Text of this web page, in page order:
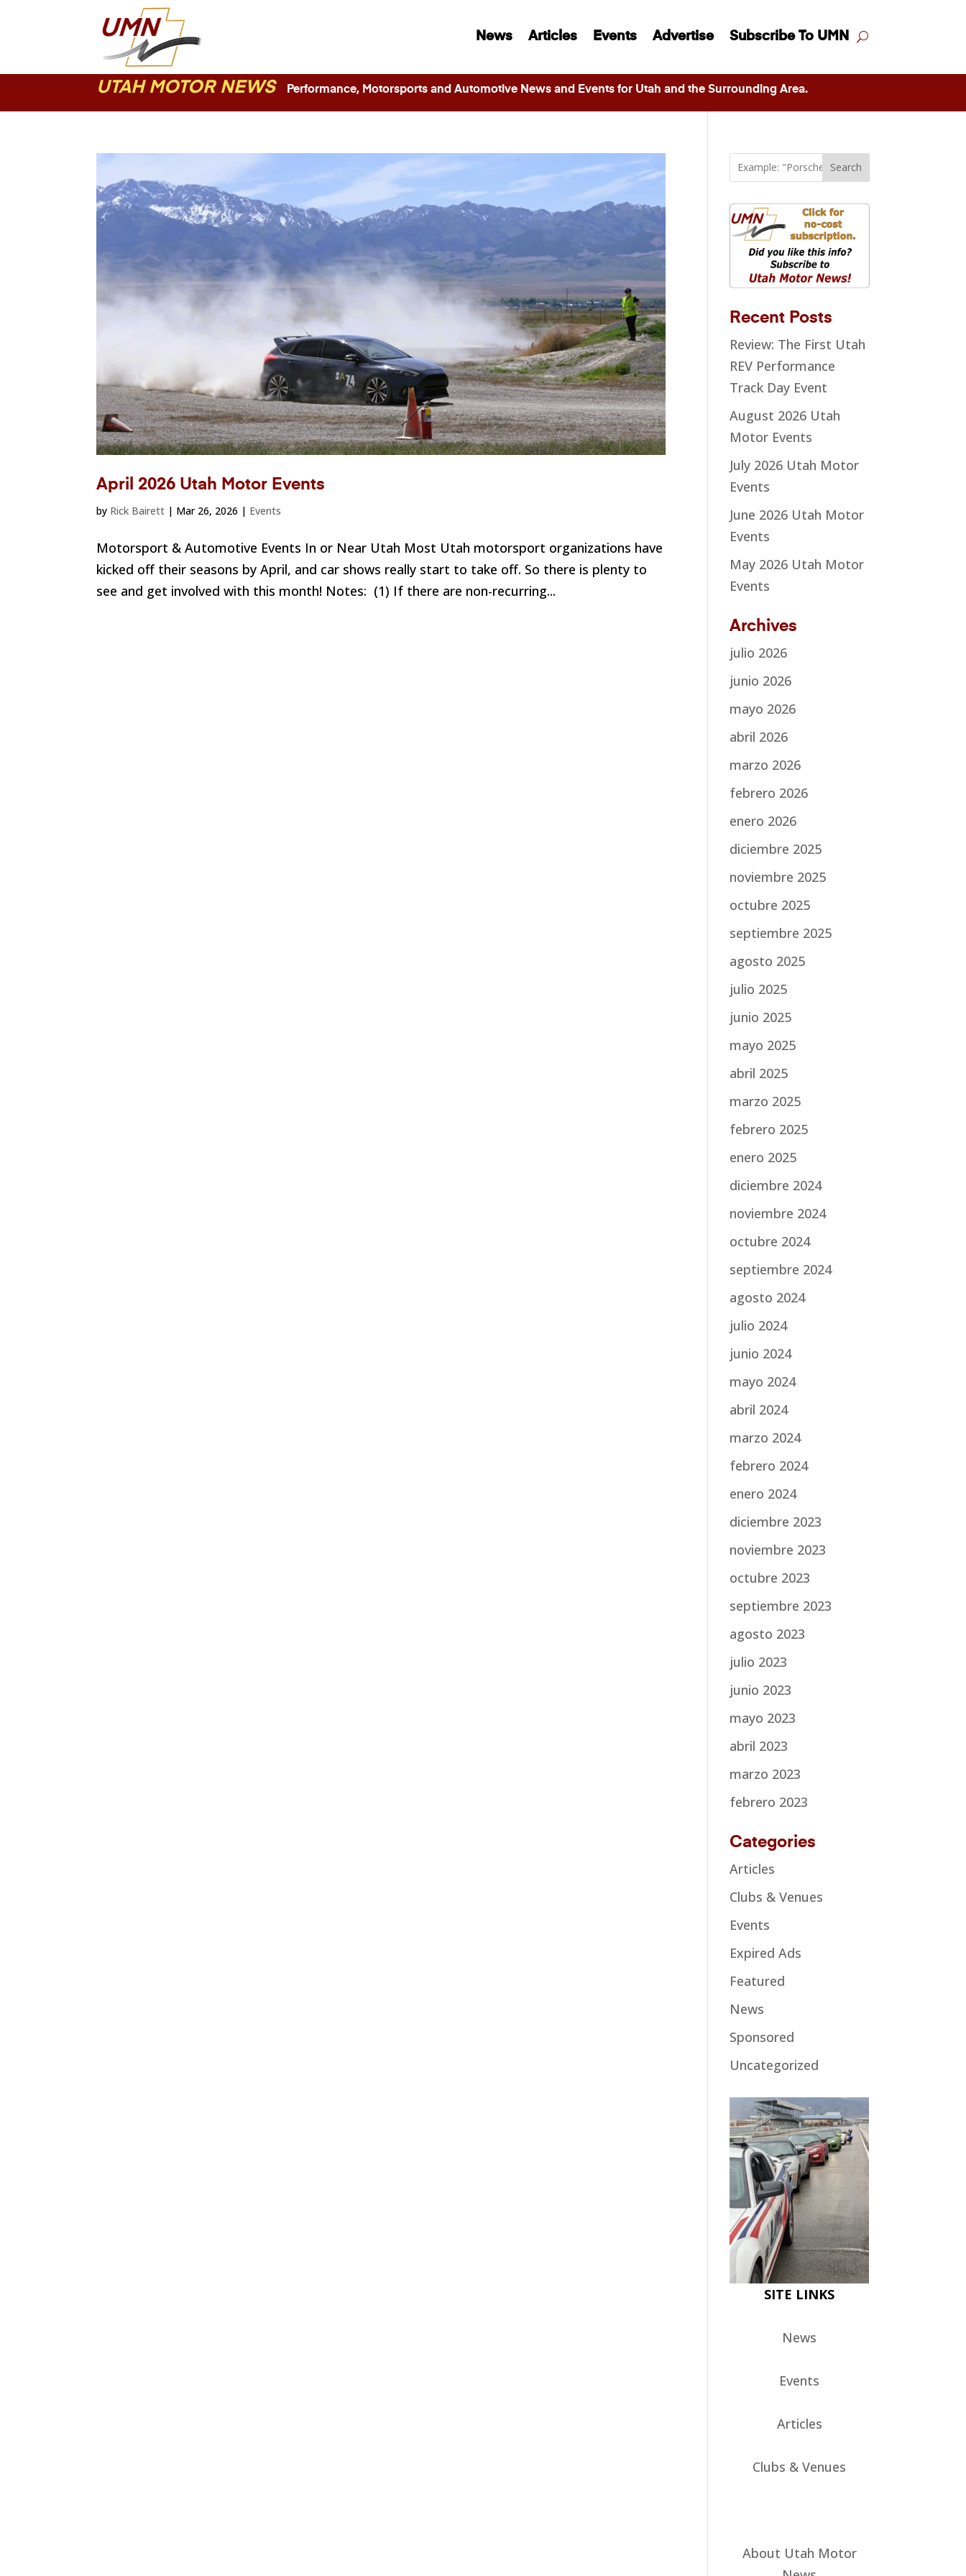
News Articles Events Advertise Subscribe To UMN
UTAH MOTOR NEWSPerformance, Motorsports and Automotive News and Events for Utah and the Surrounding Area.
April 2026 Utah Motor Events
by Rick Bairett | Mar 26, 2026 | Events
Motorsport & Automotive Events In or Near Utah Most Utah motorsport organizations have
kicked off their seasons by April, and car shows really start to take off. So there is plenty to
see and get involved with this month! Notes: (1) If there are non-recurring...
Search
Recent Posts
Review: The First Utah
REV Performance
Track Day Event
August 2026 Utah
Motor Events
July 2026 Utah Motor
Events
June 2026 Utah Motor
Events
May 2026 Utah Motor
Events
Archives
julio 2026
junio 2026
mayo 2026
abril 2026
marzo 2026
febrero 2026
enero 2026
diciembre 2025
noviembre 2025
octubre 2025
septiembre 2025
agosto 2025
julio 2025
junio 2025
mayo 2025
abril 2025
marzo 2025
febrero 2025
enero 2025
diciembre 2024
noviembre 2024
octubre 2024
septiembre 2024
agosto 2024
julio 2024
junio 2024
mayo 2024
abril 2024
marzo 2024
febrero 2024
enero 2024
diciembre 2023
noviembre 2023
octubre 2023
septiembre 2023
agosto 2023
julio 2023
junio 2023
mayo 2023
abril 2023
marzo 2023
febrero 2023
Categories
Articles
Clubs & Venues
Events
Expired Ads
Featured
News
Sponsored
Uncategorized
SITE LINKS
News
Events
Articles
Clubs & Venues
About Utah Motor